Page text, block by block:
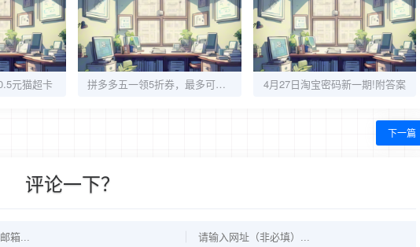
元猫超卡 拼多多五一领5折券，最多可减50元 4月27日淘宝密码新一期!附答案
下一篇
评论一下？